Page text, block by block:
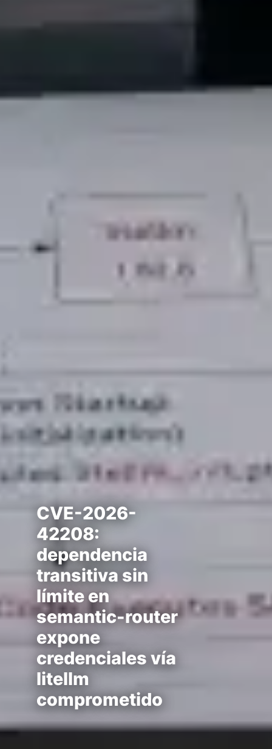
CVE-2026-
42208:
dependencia
transitiva sin
límite en
semantic-router
expone
credenciales vía
litellm
comprometido